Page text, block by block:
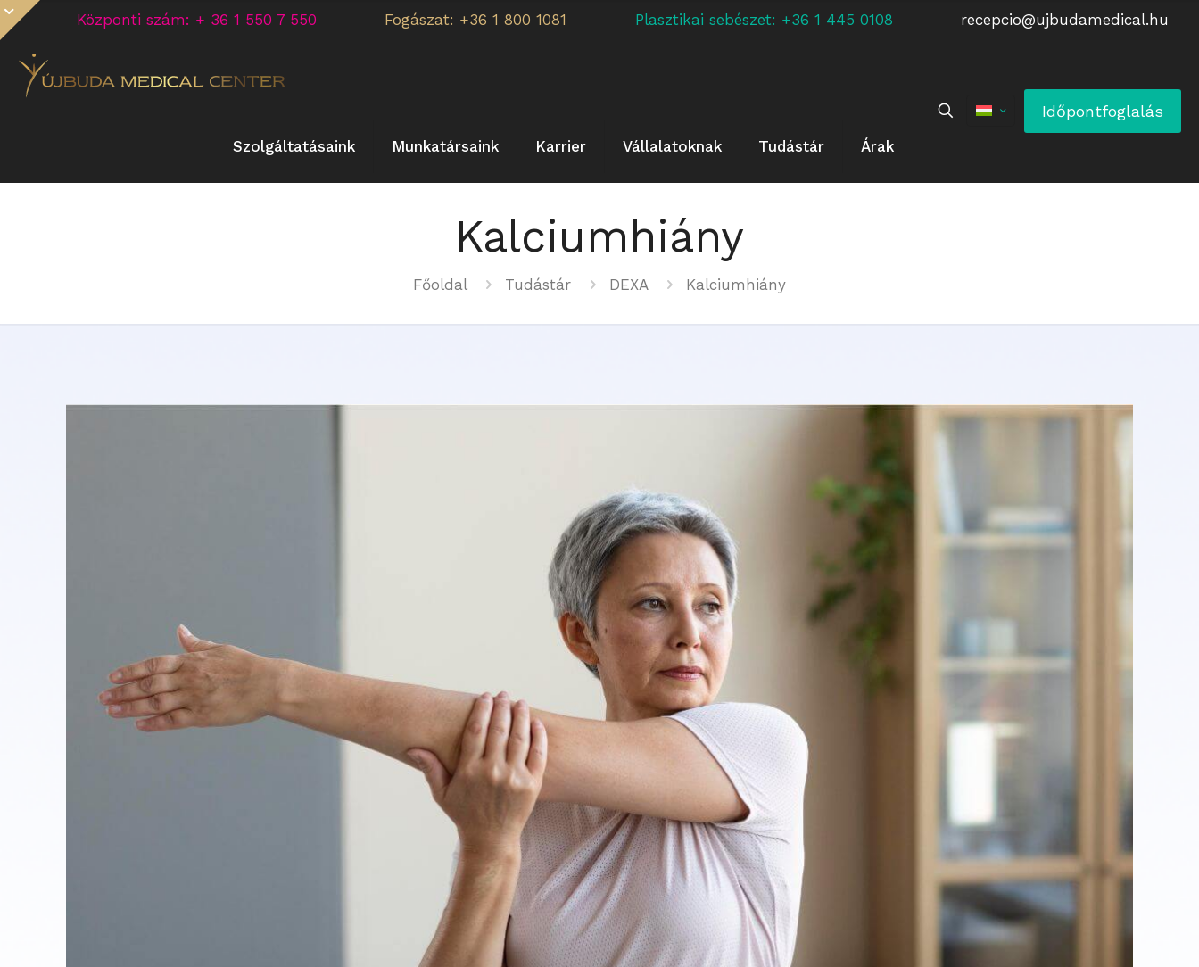
Központi szám: + 36 1 550 7 550 Fogászat: +36 1 800 1081 Plasztikai sebészet: +36 1 445 0108 recepcio@ujbudamedical.hu
Szolgáltatásaink Munkatársaink Karrier Vállalatoknak Tudástár Árak
Időpontfoglalás
Kalciumhiány
Főoldal Tudástár DEXA Kalciumhiány